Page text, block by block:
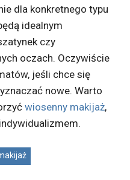
dla konkretnego typu
idealnym
czy
oczach. Oczywiście
jeśli chce się
nowe. Warto
wiosenny makijaż,